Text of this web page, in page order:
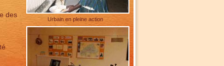
Urbain en pleine action
des